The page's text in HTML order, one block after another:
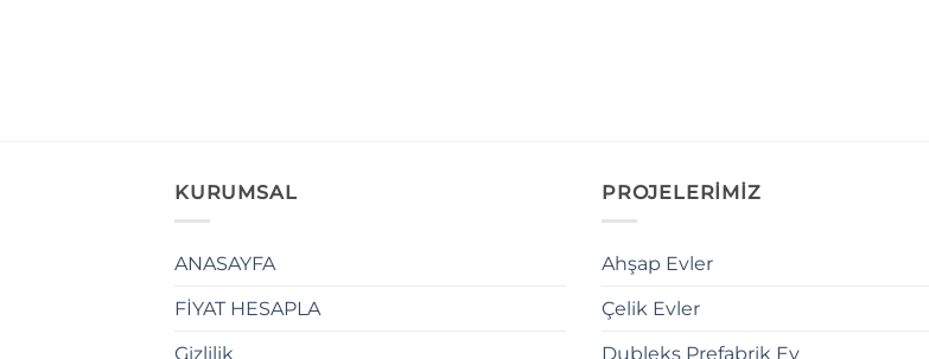
KURUMSAL
ANASAYFA
FİYAT HESAPLA
Gizlilik
PROJELERİMİZ
Ahşap Evler
Çelik Evler
Dubleks Prefabrik Ev